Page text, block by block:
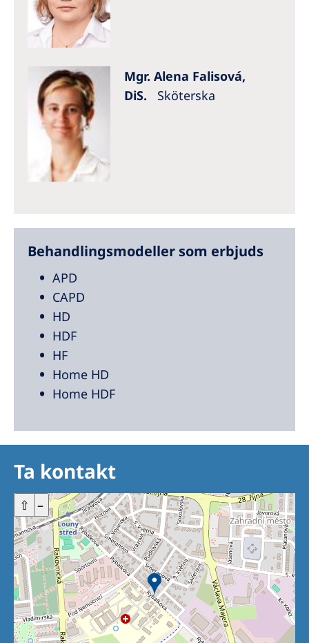
Mgr. Alena Falisová,
DiS. Sköterska
Behandlingsmodeller som erbjuds
APD
CAPD
HD
HDF
HF
Home HD
Home HDF
Ta kontakt
+ –
⇧